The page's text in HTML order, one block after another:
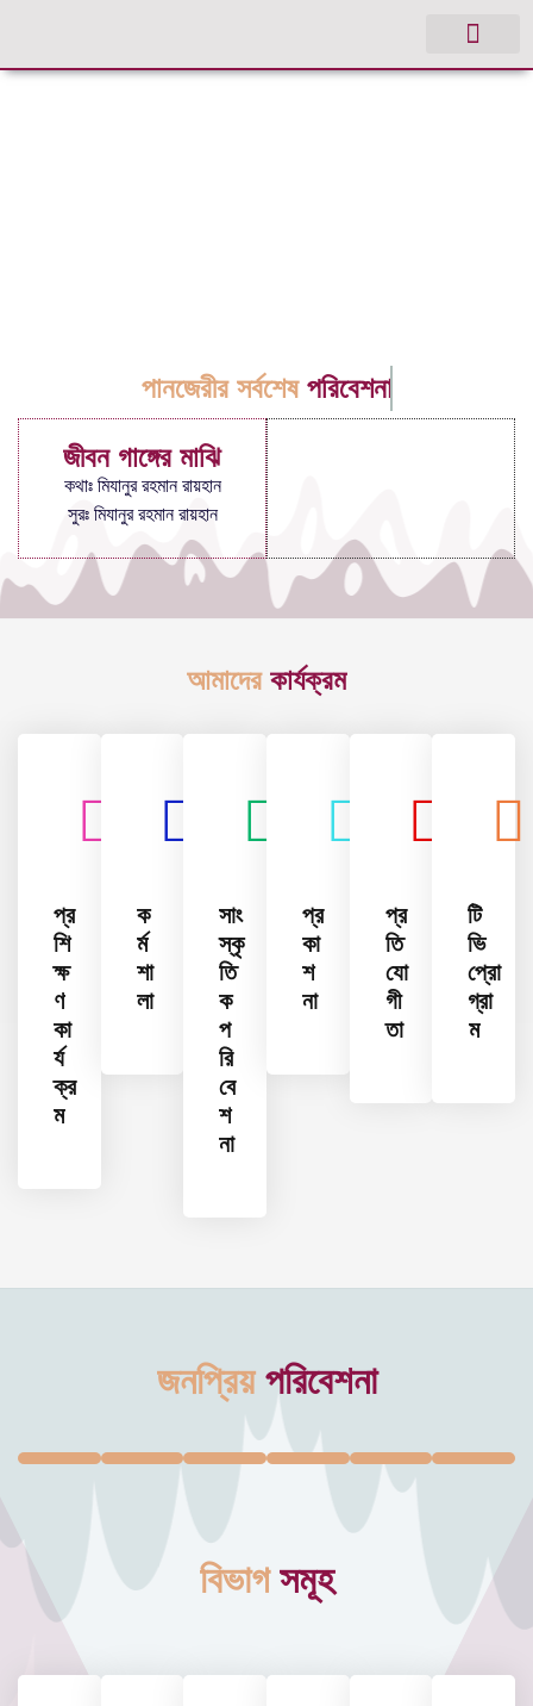
পানজেরীর সর্বশেষ পরিবেশনা
জীবন গাঙ্গের মাঝি
কথাঃ মিযানুর রহমান রায়হান
সুরঃ মিযানুর রহমান রায়হান
আমাদের কার্যক্রম
প্র
শি
ক্ষ
ণ
কা
র্য
ক্র
ম
ক
র্ম
শা
লা
সাং
স্কৃ
তি
ক
প
রি
বে
শ
না
প্র
কা
শ
না
প্র
তি
যো
গী
তা
টি
ভি
প্রো
গ্রা
ম
জনপ্রিয় পরিবেশনা
বিভাগ সমূহ